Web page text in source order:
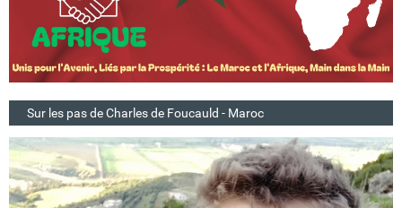
Sur les pas de Charles de Foucauld - Maroc